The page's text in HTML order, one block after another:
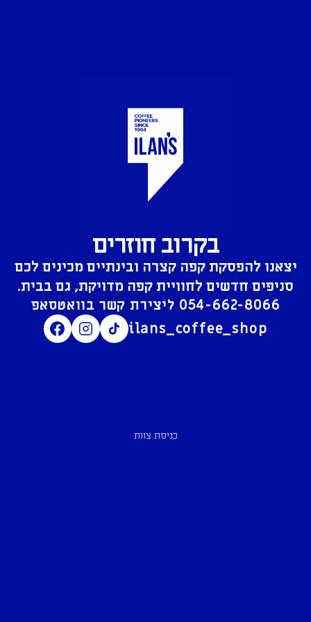
בקרוב חוזרים
יצאנו להפסקת קפה קצרה ובינתיים מכינים לכם
סניפים חדשים לחוויית קפה מדויקת, גם בבית.
054-662-8066
ilans_coffee_shop
כניסת צוות